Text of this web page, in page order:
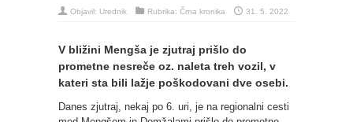
Objavil: Urednik Rubrika: Črna kronika 31. 5. 2022
V bližini Mengša je zjutraj prišlo do
prometne nesreče oz. naleta treh vozil, v
kateri sta bili lažje poškodovani dve osebi.
Danes zjutraj, nekaj po 6. uri, je na regionalni cesti